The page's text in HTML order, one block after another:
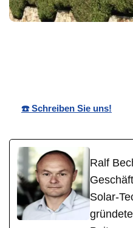
☎️ Schreiben Sie uns!
Ralf
Solar-